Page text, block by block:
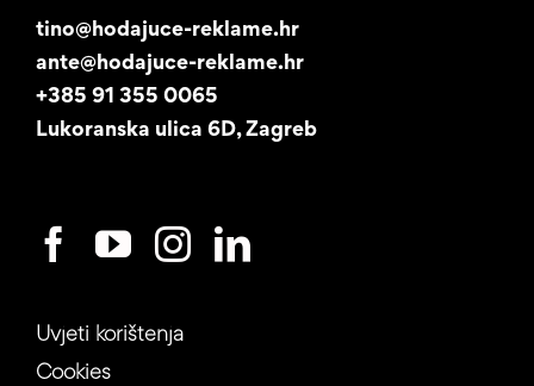
Studentski posao
tino@hodajuce-reklame.hr
ante@hodajuce-reklame.hr
+385 91 355 0065
Lukoranska ulica 6D, Zagreb
Uvjeti korištenja
Cookies